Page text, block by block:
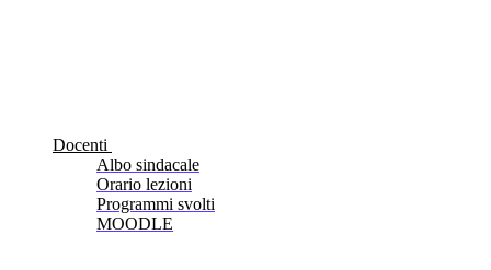
Docenti
Albo sindacale
Orario lezioni
Programmi svolti
MOODLE